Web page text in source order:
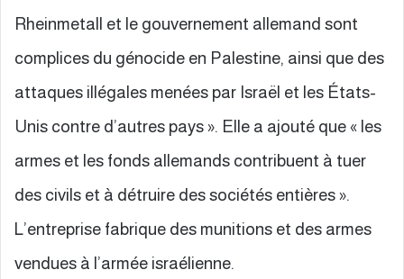
Rheinmetall et le gouvernement allemand sont
complices du génocide en Palestine, ainsi que des
attaques illégales menées par Israël et les États-
Unis contre d’autres pays ». Elle a ajouté que « les
armes et les fonds allemands contribuent à tuer
des civils et à détruire des sociétés entières ».
L’entreprise fabrique des munitions et des armes
vendues à l’armée israélienne.